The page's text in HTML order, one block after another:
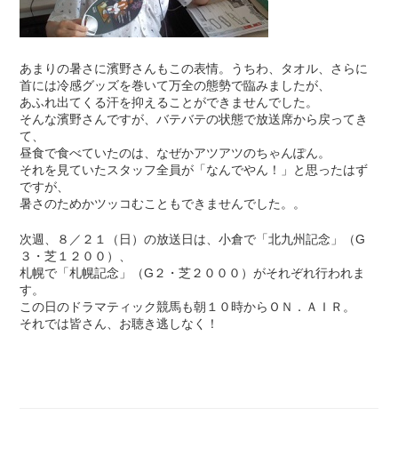
あまりの暑さに濱野さんもこの表情。うちわ、タオル、さらに
首には冷感グッズを巻いて万全の態勢で臨みましたが、
あふれ出てくる汗を抑えることができませんでした。
そんな濱野さんですが、バテバテの状態で放送席から戻ってき
て、
昼食で食べていたのは、なぜかアツアツのちゃんぽん。
それを見ていたスタッフ全員が「なんでやん！」と思ったはず
ですが、
暑さのためかツッコむこともできませんでした。。
次週、８／２１（日）の放送日は、小倉で「北九州記念」（G
３・芝１２００）、
札幌で「札幌記念」（G２・芝２０００）がそれぞれ行われま
す。
この日のドラマティック競馬も朝１０時からＯＮ．ＡＩＲ。
それでは皆さん、お聴き逃しなく！